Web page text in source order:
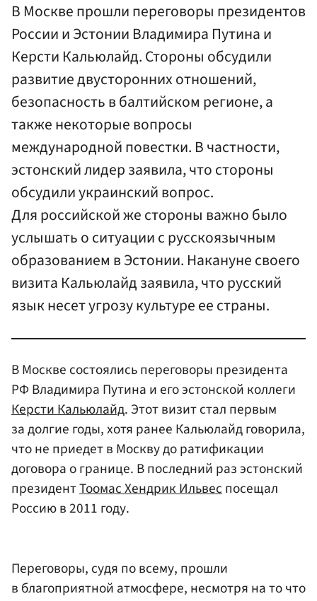
В Москве прошли переговоры президентов
России и Эстонии Владимира Путина и
Керсти Кальюлайд. Стороны обсудили
развитие двусторонних отношений,
безопасность в балтийском регионе, а
также некоторые вопросы
международной повестки. В частности,
эстонский лидер заявила, что стороны
обсудили украинский вопрос.
Для российской же стороны важно было
услышать о ситуации с русскоязычным
образованием в Эстонии. Накануне своего
визита Кальюлайд заявила, что русский
язык несет угрозу культуре ее страны.
В Москве состоялись переговоры президента
РФ Владимира Путина и его эстонской коллеги
Керсти Кальюлайд. Этот визит стал первым
за долгие годы, хотя ранее Кальюлайд говорила,
что не приедет в Москву до ратификации
договора о границе. В последний раз эстонский
президентТоомас Хендрик Ильвеспосещал
Россию в 2011 году.
Переговоры, судя по всему, прошли
в благоприятной атмосфере, несмотря на то что